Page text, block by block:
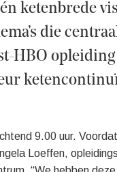
ketenbrede
die
HBO opleiding
9.00 uur.
Loeffen,